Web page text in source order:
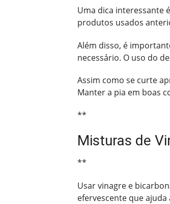
Uma dica interessante
produtos usados
Além disso, é
necessário. O uso do
Assim como se curte
Manter a pia em boas
**
Misturas de
**
Usar vinagre e
efervescente que